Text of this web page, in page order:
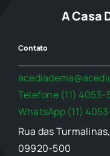
A Casa
Contato
Telefone (11) 4053-
WhatsApp (11)
Rua das
09920-500